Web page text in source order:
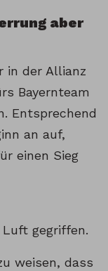
aber
in der Allianz
Bayernteam
Entsprechend
an auf,
einen Sieg
gegriffen.
weisen, dass